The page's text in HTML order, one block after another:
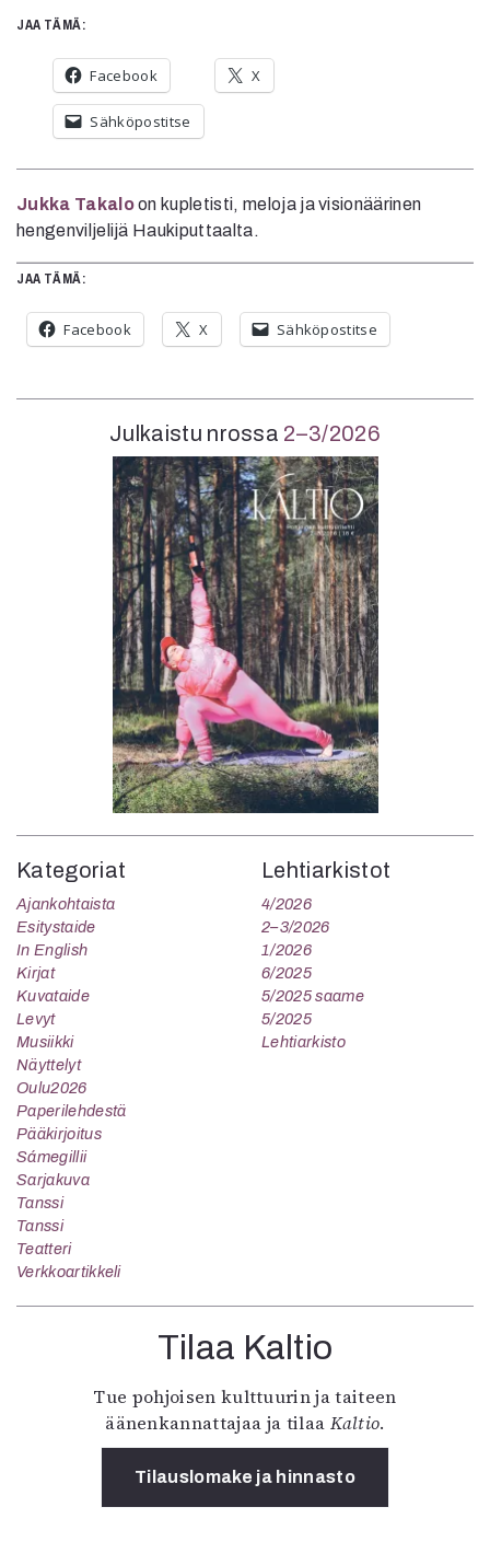
JAA TÄMÄ:
Facebook X
Sähköpostitse
Jukka Takaloon kupletisti, meloja ja visionäärinen
hengenviljelijä Haukiputtaalta.
Julkaistu nrossa 2–3/2026
Kategoriat
Ajankohtaista
Esitystaide
In English
Kirjat
Kuvataide
Levyt
Musiikki
Näyttelyt
Oulu2026
Paperilehdestä
Pääkirjoitus
Sámegillii
Sarjakuva
Tanssi
Tanssi
Teatteri
Verkkoartikkeli
Lehtiarkistot
4/2026
2–3/2026
1/2026
6/2025
5/2025 saame
5/2025
Lehtiarkisto
Tilaa Kaltio
Tue pohjoisen kulttuurin ja taiteen
äänenkannattajaa ja tilaa Kaltio.
Tilauslomake ja hinnasto
JAA TÄMÄ:
Facebook X Sähköpostitse